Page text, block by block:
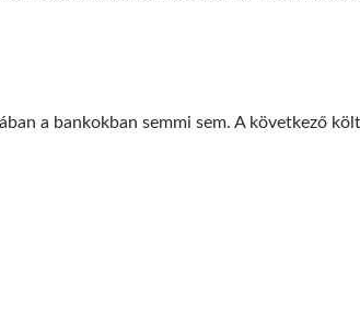
a bankokban semmi sem. A következő